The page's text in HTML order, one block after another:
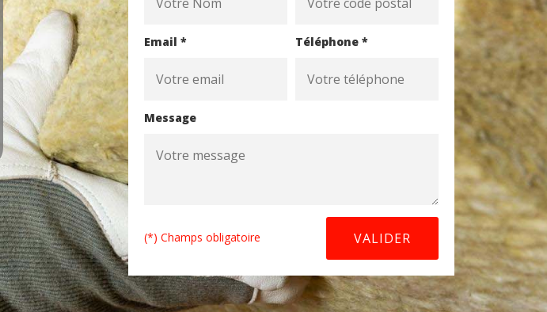
Email * Téléphone *
Message
(*) Champs obligatoire